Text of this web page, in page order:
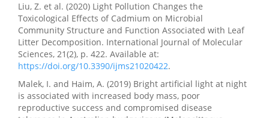
Liu, Z. et al. (2020) Light Pollution Changes the
Toxicological Effects of Cadmium on Microbial
Community Structure and Function Associated with Leaf
Litter Decomposition. International Journal of Molecular
Sciences, 21(2), p. 422. Available at:
https://doi.org/10.3390/ijms21020422.
Malek, I. and Haim, A. (2019) Bright artificial light at night
is associated with increased body mass, poor
reproductive success and compromised disease